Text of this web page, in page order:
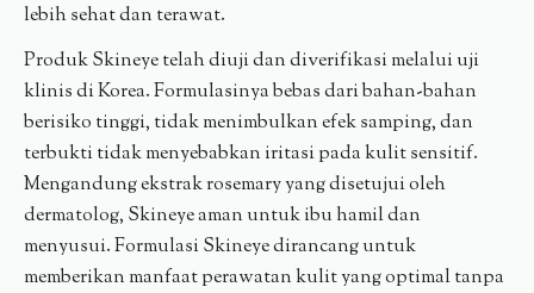
lebih sehat dan terawat.
Produk Skineye telah diuji dan diverifikasi melalui uji
klinis di Korea. Formulasinya bebas dari bahan-bahan
berisiko tinggi, tidak menimbulkan efek samping, dan
terbukti tidak menyebabkan iritasi pada kulit sensitif.
Mengandung ekstrak rosemary yang disetujui oleh
dermatolog, Skineye aman untuk ibu hamil dan
menyusui. Formulasi Skineye dirancang untuk
memberikan manfaat perawatan kulit yang optimal tanpa